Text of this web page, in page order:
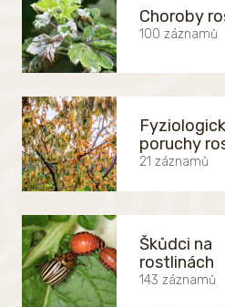
Choroby
100 záznamů
poruchy
21 záznamů
Škůdci na
rostlinách
143 záznamů